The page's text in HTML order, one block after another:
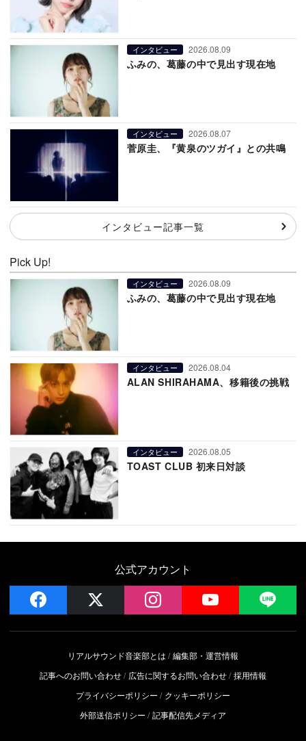
インタビュー 2026.08.09
ふみの、葛藤の中で見出す現在地
インタビュー 2026.08.07
菅原圭、『黄泉のツガイ』との共鳴
インタビュー記事一覧
Pick Up!
インタビュー 2026.08.09
ふみの、葛藤の中で見出す現在地
インタビュー 2026.08.04
ALAN SHIRAHAMA、移籍後の挑戦
インタビュー 2026.08.05
TOAST CLUB 初来日対談
公式アカウント
facebook instagram YouTube
リアルサウンド音楽部とは
編集部・運営情報
記事へのお問い合わせ
広告に関するお問い合わせ 採用情報
プライバシーポリシー
クッキーポリシー
外部送信ポリシー
記事配信先メディア